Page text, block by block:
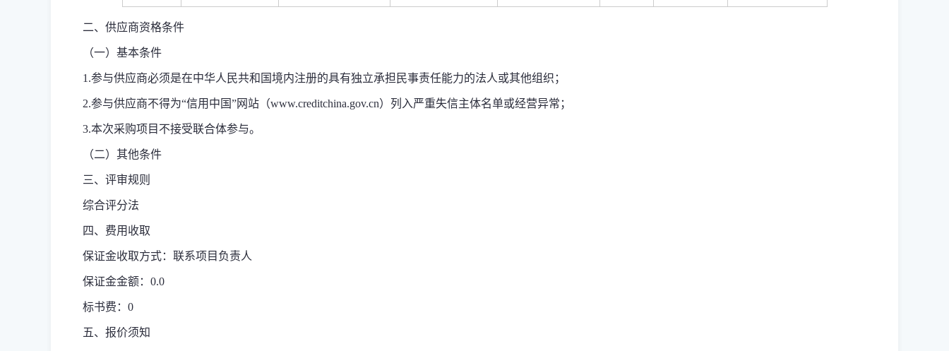
二、供应商资格条件
（一）基本条件
1.参与供应商必须是在中华人民共和国境内注册的具有独立承担民事责任能力的法人或其他组织；
2.参与供应商不得为“信用中国”网站（www.creditchina.gov.cn）列入严重失信主体名单或经营异常；
3.本次采购项目不接受联合体参与。
（二）其他条件
三、评审规则
综合评分法
四、费用收取
保证金收取方式：联系项目负责人
保证金金额：0.0
标书费：0
五、报价须知